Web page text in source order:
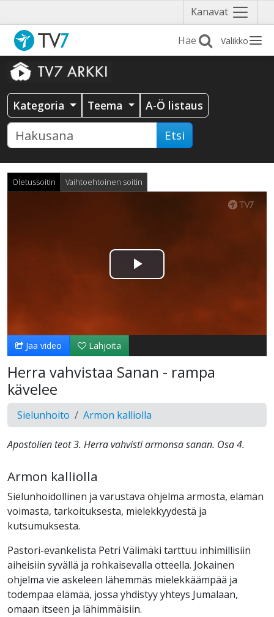
Kanavat Näytä
valikko
Valikko
Kategoria Teema A-Ö listaus
Etsi
Oletussoitin Vaihtoehtoinen soitin
Toista
Jaa video Lahjoita
Herra vahvistaa Sanan - rampa
kävelee
Sielunhoito Armon kalliolla
Apostolien teot 3. Herra vahvisti armonsa sanan. Osa 4.
Armon kalliolla
Sielunhoidollinen ja varustava ohjelma armosta, elämän
voimasta, tarkoituksesta, mielekkyydestä ja
kutsumuksesta.
Pastori-evankelista Petri Välimäki tarttuu inhimillisiin
aiheisiin syvällä ja rohkaisevalla otteella. Jokainen
ohjelma vie askeleen lähemmäs mielekkäämpää ja
todempaa elämää, jossa yhdistyy yhteys Jumalaan,
omaan itseen ja lähimmäisiin.